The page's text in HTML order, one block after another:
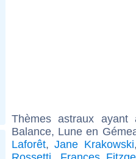
Thèmes astraux
Balance, Lune en
Laforêt,Jane Krakowski